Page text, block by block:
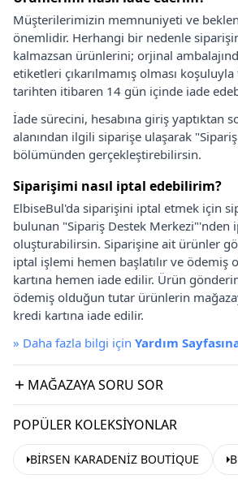
Müşterilerimizin memnuniyeti ve
önemlidir. Herhangi bir nedenle
kalmazsan ürünlerini; orjinal
etiketleri çıkarılmamış olması koşuluyla
tarihten itibaren 14 gün içinde iade
İade sürecini, hesabına giriş yaptıktan
alanından ilgili siparişe ulaşarak
bölümünden gerçekleştirebilirsin.
Siparişimi nasıl iptal edebilirim?
ElbiseBul'da siparişini iptal etmek için
bulunan "Sipariş Destek Merkezi"'nden
oluşturabilirsin. Siparişine ait ürünler
iptal işlemi hemen başlatılır ve ödemiş
kartına hemen iade edilir. Ürün
ödemiş olduğun tutar ürünlerin
kredi kartına iade edilir.
» Daha fazla bilgi için Yardım
MAĞAZAYA SORU SOR
POPÜLER KOLEKSIYONLAR
BİRSEN KARADENİZ BOUTİQUE